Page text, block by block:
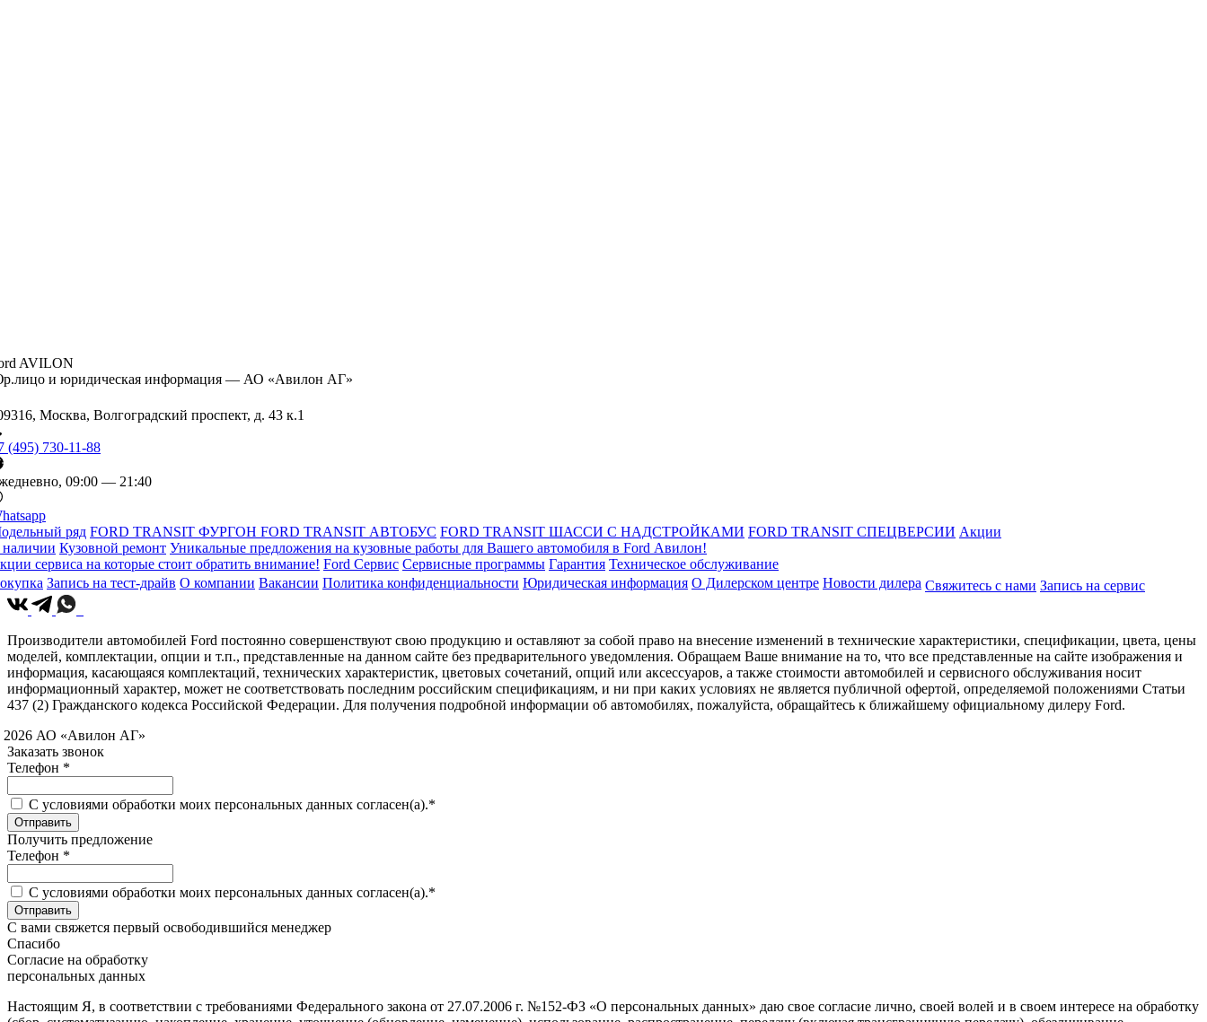
AVILON
и юридическая информация — АО «Авилон АГ»
Москва, Волгоградский проспект, д. 43 к.1
(495) 730-11-88
09:00 — 21:40
ряд FORD TRANSIT ФУРГОН FORD TRANSIT АВТОБУС FORD TRANSIT ШАССИ С НАДСТРОЙКАМИ FORD TRANSIT СПЕЦВЕРСИИ Акции
Кузовной ремонт Уникальные предложения на кузовные работы для Вашего автомобиля в Ford Авилон!
сервиса на которые стоит обратить внимание! Ford Сервис Сервисные программы Гарантия Техническое обслуживание
Запись на тест-драйв О компании Вакансии Политика конфиденциальности Юридическая информация О Дилерском центре Новости дилера Свяжитесь с нами Запись на сервис
Производители автомобилей Ford постоянно совершенствуют свою продукцию и оставляют за собой право на внесение изменений в технические характеристики, спецификации, цвета, цены
моделей, комплектации, опции и т.п., представленные на данном сайте без предварительного уведомления. Обращаем Ваше внимание на то, что все представленные на сайте изображения и
информация, касающаяся комплектаций, технических характеристик, цветовых сочетаний, опций или аксессуаров, а также стоимости автомобилей и сервисного обслуживания носит
информационный характер, может не соответствовать последним российским спецификациям, и ни при каких условиях не является публичной офертой, определяемой положениями Статьи
437 (2) Гражданского кодекса Российской Федерации. Для получения подробной информации об автомобилях, пожалуйста, обращайтесь к ближайшему официальному дилеру Ford.
АО «Авилон АГ»
Заказать звонок
Телефон *
C условиями обработки моих персональных данных согласен(а).*
Получить предложение
Телефон *
C условиями обработки моих персональных данных согласен(а).*
С вами свяжется первый освободившийся менеджер
Спасибо
Согласие на обработку
персональных данных
Настоящим Я, в соответствии с требованиями Федерального закона от 27.07.2006 г. №152-ФЗ «О персональных данных» даю свое согласие лично, своей волей и в своем интересе на обработку